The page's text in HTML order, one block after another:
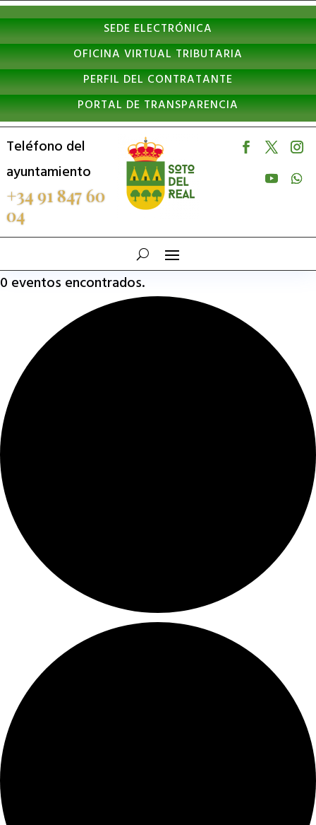
Nota:
este
sitio
web
incluye
un
sistema
de
accesibilidad.
SEDE ELECTRÓNICA
OFICINA VIRTUAL TRIBUTARIA
PERFIL DEL CONTRATANTE
PORTAL DE TRANSPARENCIA
Teléfono del
ayuntamiento
+34 91 847 60
04
0 eventos encontrados.